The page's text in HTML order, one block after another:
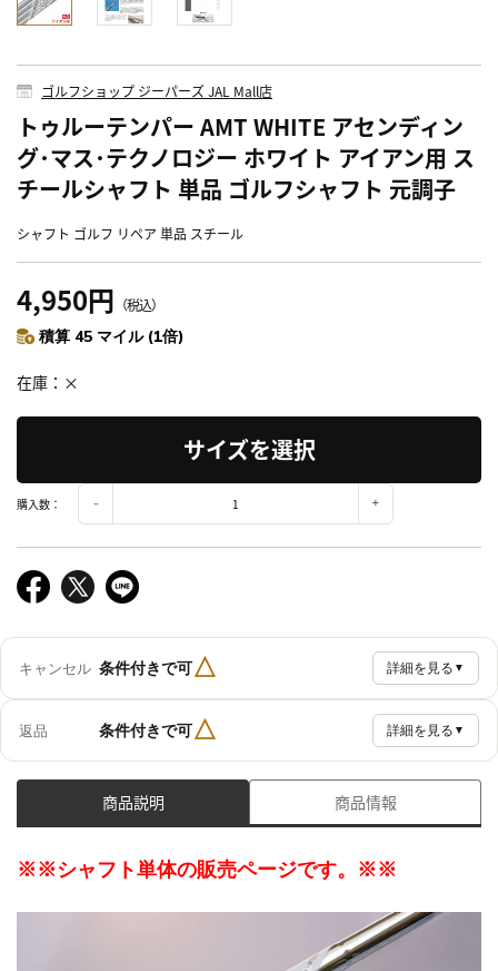
ゴルフショップ ジーパーズ JAL Mall店
トゥルーテンパー AMT WHITE アセンディン
グ･マス･テクノロジー ホワイト アイアン用 ス
チールシャフト 単品 ゴルフシャフト 元調子
シャフト ゴルフ リペア 単品 スチール
4,950円 （税込）
積算 45 マイル (1倍)
在庫 ×
サイズを選択
購入数：
キャンセル 条件付きで可△ 詳細を見る ▼
返品 条件付きで可△ 詳細を見る ▼
商品説明 商品情報
※※シャフト単体の販売ページです。※※